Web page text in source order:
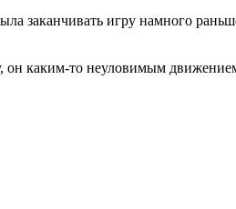
заканчивать игру намного
каким-то неуловимым